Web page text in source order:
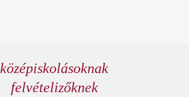
középiskolásoknak
felvételizőknek